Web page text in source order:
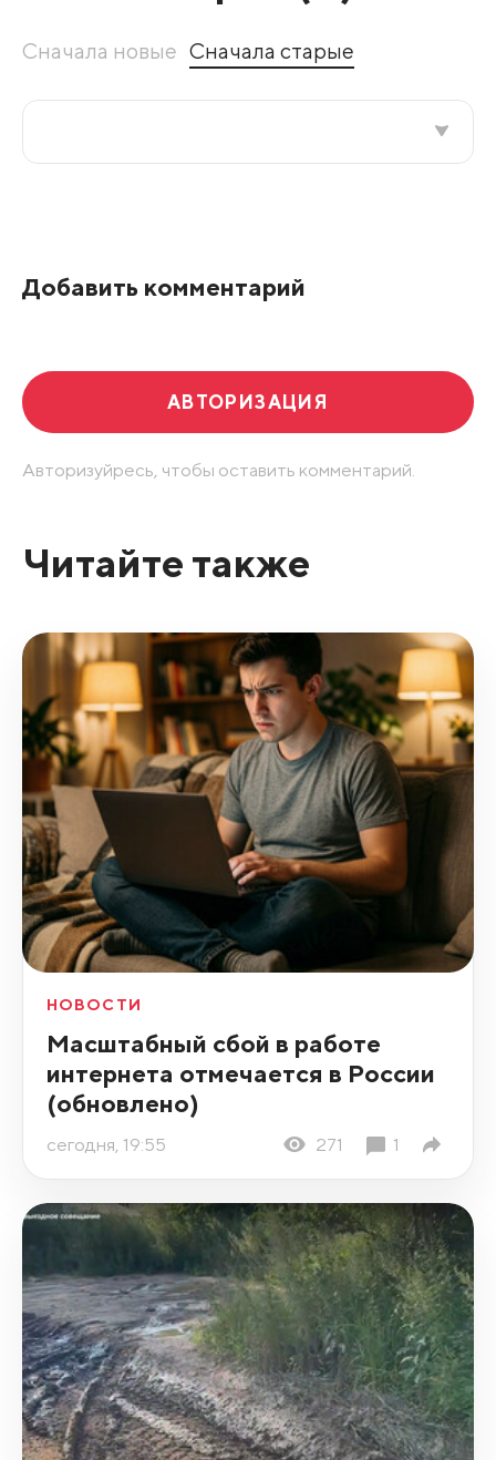
Сначала новые Сначала старые
Добавить комментарий
АВТОРИЗАЦИЯ
Авторизуйресь, чтобы оставить комментарий.
Читайте также
НОВОСТИ
Масштабный сбой в работе
интернета отмечается в России
(обновлено)
сегодня, 19:55 271 1